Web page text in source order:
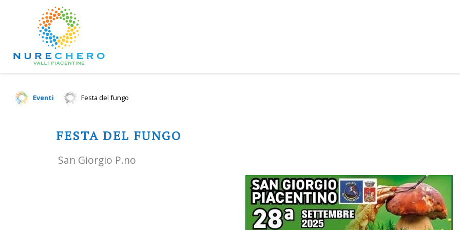
Eventi Festa del fungo
FESTA DEL FUNGO
San Giorgio P.no